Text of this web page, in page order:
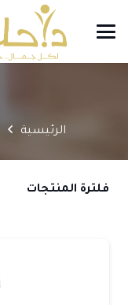
الرئيسية
فلترة المنتجات